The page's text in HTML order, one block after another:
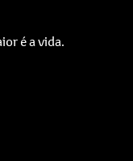
é a vida.